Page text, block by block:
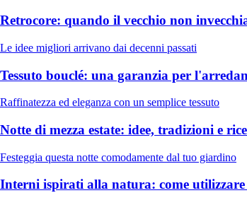
Retrocore: quando il vecchio non
Le idee migliori arrivano dai decenni passati
Tessuto bouclé: una garanzia per
Raffinatezza ed eleganza con un semplice tessuto
Notte di mezza estate: idee, tradizioni e
Festeggia questa notte comodamente dal tuo giardino
Interni ispirati alla natura: come